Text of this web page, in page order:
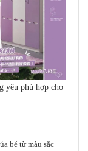
yêu phù hợp cho
bé từ màu sắc